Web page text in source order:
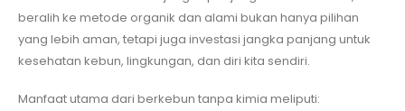
beralih ke metode organik dan alami bukan hanya pilihan
yang lebih aman, tetapi juga investasi jangka panjang untuk
kesehatan kebun, lingkungan, dan diri kita sendiri.
Manfaat utama dari berkebun tanpa kimia meliputi: